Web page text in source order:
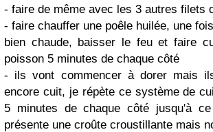
- faire de même avec les 3 autres filets
- faire chauffer une poêle huilée, une
bien chaude, baisser le feu et faire
poisson 5 minutes de chaque côté
- ils vont commencer à dorer mais
encore cuit, je répète ce système de
5 minutes de chaque côté jusqu'à
présente une croûte croustillante mais